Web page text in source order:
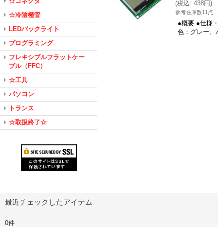
☆冷陰極管
LEDバックライト
プログラミング
フレキシブルフラットケー
ブル（FFC）
☆工具
パソコン
トランス
☆取扱終了☆
(税込: 438円)
参考在庫数11点
●概要 ●仕様
色：グレー、
最近チェックしたアイテム
0件